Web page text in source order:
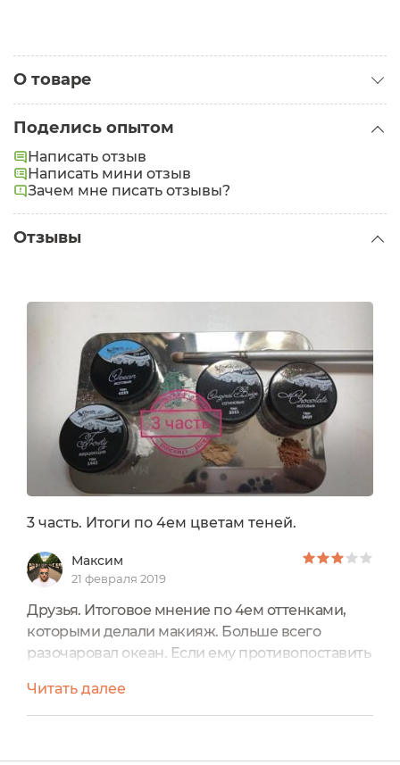
О товаре
Поделись опытом
Написать отзыв
Написать мини отзыв
Зачем мне писать отзывы?
Отзывы
3 часть. Итоги по 4ем цветам теней.
Максим
21 февраля 2019
Друзья. Итоговое мнение по 4ем оттенками,
которыми делали макияж. Больше всего
разочаровал океан. Если ему противопоставить
земля (хотя цвета схожие относительно) Тени
мучные, цвета разбеленные, ну хоть не
этом.
Читать далее